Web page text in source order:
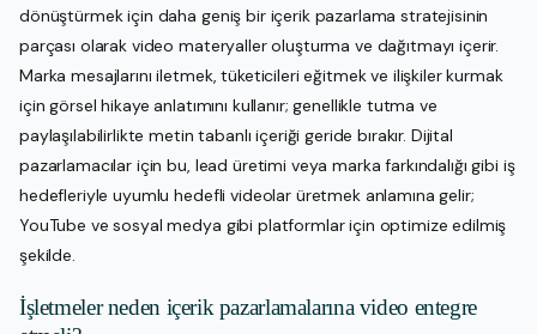
dönüştürmek için daha geniş bir içerik pazarlama stratejisinin
parçası olarak video materyaller oluşturma ve dağıtmayı içerir.
Marka mesajlarını iletmek, tüketicileri eğitmek ve ilişkiler kurmak
için görsel hikaye anlatımını kullanır; genellikle tutma ve
paylaşılabilirlikte metin tabanlı içeriği geride bırakır. Dijital
pazarlamacılar için bu, lead üretimi veya marka farkındalığı gibi iş
hedefleriyle uyumlu hedefli videolar üretmek anlamına gelir;
YouTube ve sosyal medya gibi platformlar için optimize edilmiş
şekilde.
İşletmeler neden içerik pazarlamalarına video entegre